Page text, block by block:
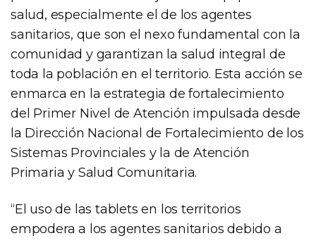
salud, especialmente el de los agentes
sanitarios, que son el nexo fundamental con la
comunidad y garantizan la salud integral de
toda la población en el territorio. Esta acción se
enmarca en la estrategia de fortalecimiento
del Primer Nivel de Atención impulsada desde
la Dirección Nacional de Fortalecimiento de los
Sistemas Provinciales y la de Atención
Primaria y Salud Comunitaria.
“El uso de las tablets en los territorios
empodera a los agentes sanitarios debido a